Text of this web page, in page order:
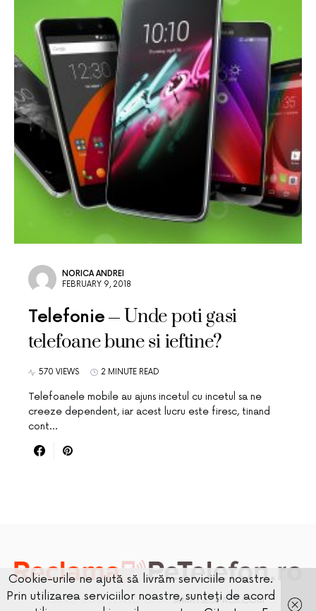
NORICA ANDREI
FEBRUARY 9, 2018
Telefonie
Unde poti gasi
telefoane bune si ieftine?
570 VIEWS 2 MINUTE READ
Telefoanele mobile au ajuns incetul cu incetul sa ne
creeze dependent, iar acest lucru este firesc, tinand
cont…
DESIGNED & DEVELOPED BY SMARTSEOPACK.COM
Cookie-urile ne ajută să livrăm serviciile noastre.
Prin utilizarea serviciilor noastre, sunteți de acord